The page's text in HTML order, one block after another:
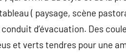
( paysage, scène
d’évacuation. Des
et verts tendres pour une